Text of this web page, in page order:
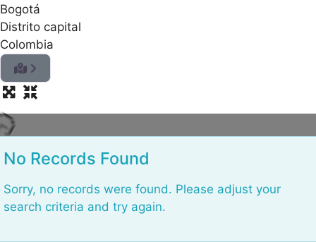
Bogotá
Distrito capital
Colombia
o
a
d
No Records Found
Sorry, no records were found. Please adjust your
search criteria and try again.